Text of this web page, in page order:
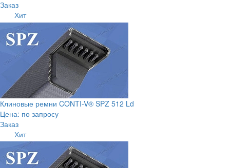
Заказ
Хит
Клиновые ремни CONTI-V® SPZ 512 Ld
Цена: по запросу
Заказ
Хит